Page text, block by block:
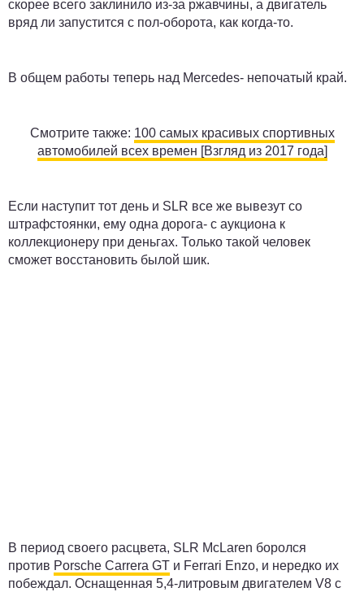
скорее всего заклинило из-за ржавчины, а двигатель
вряд ли запустится с пол-оборота, как когда-то.
В общем работы теперь над Mercedes- непочатый край.
Смотрите также: 100 самых красивых спортивных
автомобилей всех времен [Взгляд из 2017 года]
Если наступит тот день и SLR все же вывезут со
штрафстоянки, ему одна дорога- с аукциона к
коллекционеру при деньгах. Только такой человек
сможет восстановить былой шик.
В период своего расцвета, SLR McLaren боролся
против Porsche Carrera GT и Ferrari Enzo, и нередко их
побеждал. Оснащенная 5,4-литровым двигателем V8 с